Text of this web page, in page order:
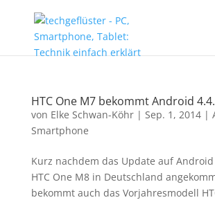
HTC One M7 bekommt Android
von Elke Schwan-Köhr| Sep. 1, 2014|
Smartphone
Kurz nachdem das Update auf
HTC One M8 in Deutschland
bekommt auch das Vorjahresmodell